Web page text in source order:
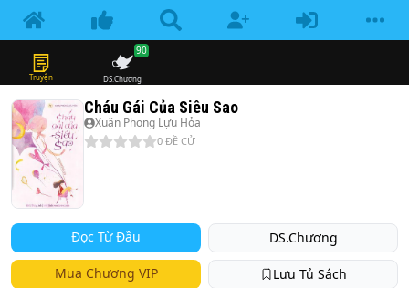
Truyện DS.Chương
90
Cháu Gái Của Siêu Sao
Xuân Phong Lựu Hỏa
0 ĐỀ CỬ
Đọc Từ Đầu DS.Chương
Mua Chương VIP Lưu Tủ Sách